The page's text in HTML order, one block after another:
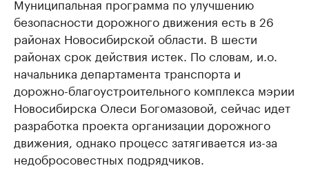
безопасности дорожного движения есть в 26
районах Новосибирской области. В шести
районах срок действия истек. По словам, и.о.
начальника департамента транспорта и
дорожно-благоустроительного комплекса мэрии
Новосибирска Олеси Богомазовой, сейчас идет
разработка проекта организации дорожного
движения, однако процесс затягивается из-за
недобросовестных подрядчиков.